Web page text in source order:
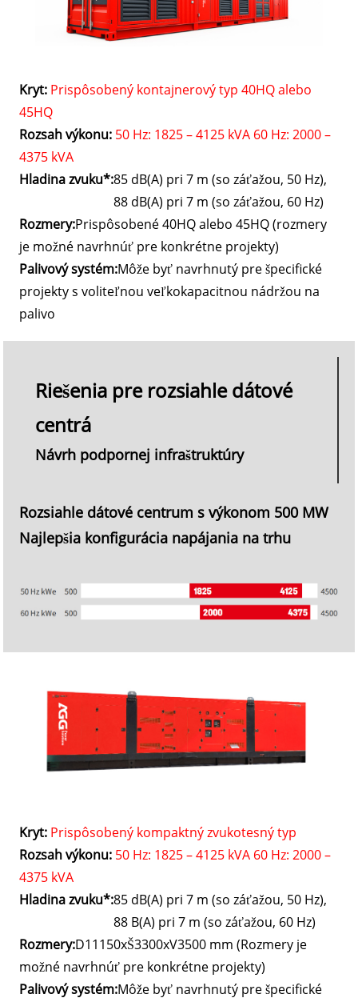
Kryt: Prispôsobený kontajnerový typ 40HQ alebo
45HQ
Rozsah výkonu: 50 Hz: 1825 – 4125 kVA 60 Hz: 2000 –
4375 kVA
Hladina zvuku*:85 dB(A) pri 7 m (so záťažou, 50 Hz),
88 dB(A) pri 7 m (so záťažou, 60 Hz)
Rozmery:Prispôsobené 40HQ alebo 45HQ (rozmery
je možné navrhnúť pre konkrétne projekty)
Palivový systém:Môže byť navrhnutý pre špecifické
projekty s voliteľnou veľkokapacitnou nádržou na
palivo
Riešenia pre rozsiahle dátové
centrá
Návrh podpornej infraštruktúry
Rozsiahle dátové centrum s výkonom 500 MW
Najlepšia konfigurácia napájania na trhu
Kryt: Prispôsobený kompaktný zvukotesný typ
Rozsah výkonu: 50 Hz: 1825 – 4125 kVA 60 Hz: 2000 –
4375 kVA
Hladina zvuku*:85 dB(A) pri 7 m (so záťažou, 50 Hz),
88 B(A) pri 7 m (so záťažou, 60 Hz)
Rozmery:D11150xŠ3300xV3500 mm (Rozmery je
možné navrhnúť pre konkrétne projekty)
Palivový systém:Môže byť navrhnutý pre špecifické